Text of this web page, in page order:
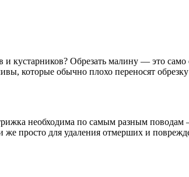
кустарников? Обрезать малину — это
которые обычно плохо переносят
необходима по самым разным
просто для удаления отмерших и